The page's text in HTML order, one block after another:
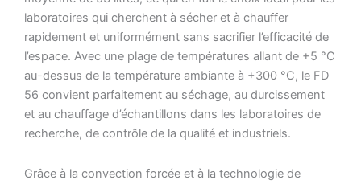
laboratoires qui cherchent à sécher et à chauffer
rapidement et uniformément sans sacrifier l’efficacité de
l’espace. Avec une plage de températures allant de +5 °C
au-dessus de la température ambiante à +300 °C, le FD
56 convient parfaitement au séchage, au durcissement
et au chauffage d’échantillons dans les laboratoires de
recherche, de contrôle de la qualité et industriels.
Grâce à la convection forcée et à la technologie de